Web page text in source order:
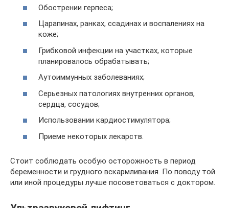
Обострении герпеса;
Царапинах, ранках, ссадинах и воспалениях на
коже;
Грибковой инфекции на участках, которые
планировалось обрабатывать;
Аутоиммунных заболеваниях;
Серьезных патологиях внутренних органов,
сердца, сосудов;
Использовании кардиостимулятора;
Приеме некоторых лекарств.
Стоит соблюдать особую осторожность в период
беременности и грудного вскармливания. По поводу той
или иной процедуры лучше посоветоваться с доктором.